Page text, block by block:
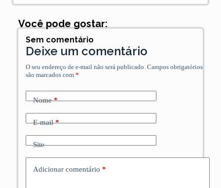
Você pode gostar:
Sem comentário
Deixe um comentário
O seu endereço de e-mail não será publicado. Campos obrigatórios
são marcados com *
Nome*
E-mail*
Site
Adicionar comentário *